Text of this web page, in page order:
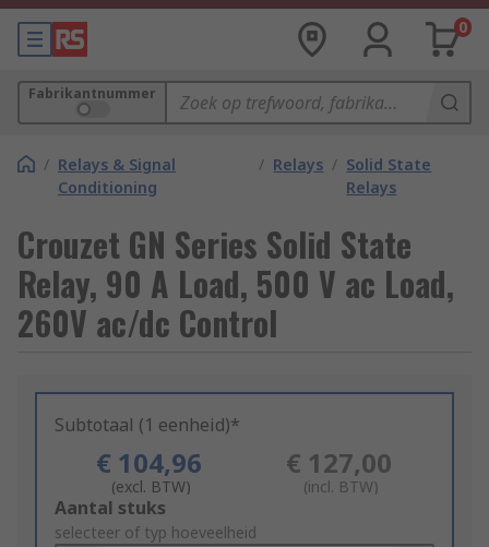
0
Fabrikantnummer
/ Relays & Signal
Conditioning
/ Relays / Solid State
Relays
Crouzet GN Series Solid State
Relay, 90 A Load, 500 V ac Load,
260V ac/dc Control
Subtotaal (1 eenheid)*
€ 104,96
(excl. BTW)
€ 127,00
(incl. BTW)
Add
to
Aantal stuks
selecteer of typ hoeveelheid